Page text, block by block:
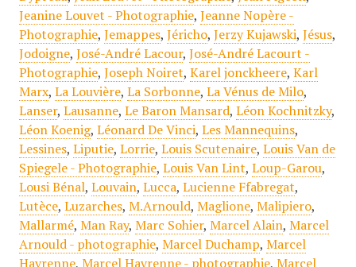
Jeanine Louvet - Photographie, Jeanne Nopère -
Photographie, Jemappes, Jéricho, Jerzy Kujawski, Jésus,
Jodoigne, José-André Lacour, José-André Lacourt -
Photographie, Joseph Noiret, Karel jonckheere, Karl
Marx, La Louvière, La Sorbonne, La Vénus de Milo,
Lanser, Lausanne, Le Baron Mansard, Léon Kochnitzky,
Léon Koenig, Léonard De Vinci, Les Mannequins,
Lessines, Liputie, Lorrie, Louis Scutenaire, Louis Van de
Spiegele - Photographie, Louis Van Lint, Loup-Garou,
Lousi Bénal, Louvain, Lucca, Lucienne Ffabregat,
Lutèce, Luzarches, M.Arnould, Maglione, Malipiero,
Mallarmé, Man Ray, Marc Sohier, Marcel Alain, Marcel
Arnould - photographie, Marcel Duchamp, Marcel
Havrenne, Marcel Havrenne - photographie, Marcel